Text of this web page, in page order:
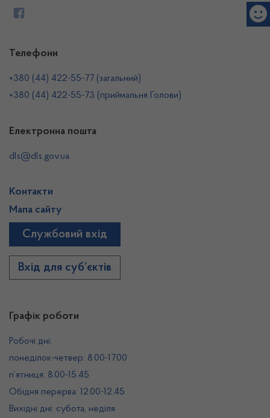
Графік роботи
Робочі дні:
понеділок-четвер: 8.00-17.00
п’ятниця: 8.00-15.45
Обідня перерва: 12.00-12.45
Вихідні дні: субота, неділя
Телефони
+380 (44) 422-55-77 (загальний)
+380 (44) 422-55-73 (приймальня Голови)
Електронна пошта
dls@dls.gov.ua
Контакти
Мапа сайту
Службовий вхід
Вхід для суб’єктів